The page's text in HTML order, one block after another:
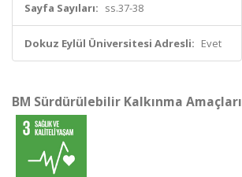
Sayfa Sayıları: ss.37-38
Dokuz Eylül Üniversitesi Adresli: Evet
BM Sürdürülebilir Kalkınma Amaçları